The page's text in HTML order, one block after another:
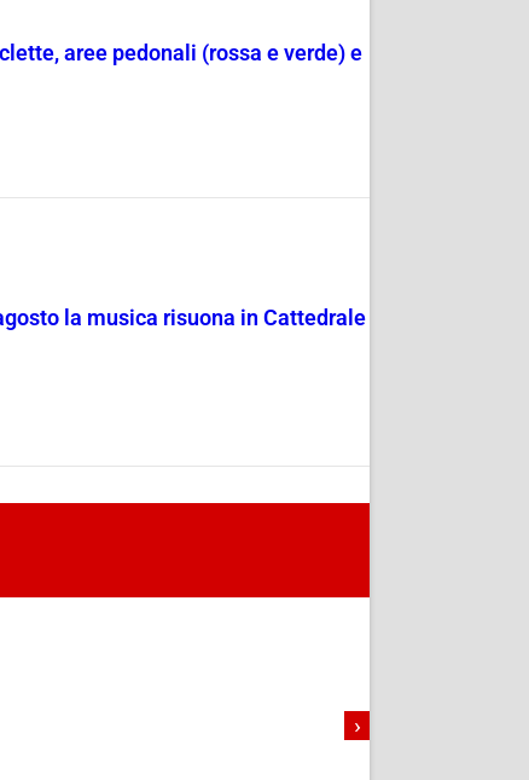
aree pedonali (rossa e verde) e
la musica risuona in Cattedrale
›